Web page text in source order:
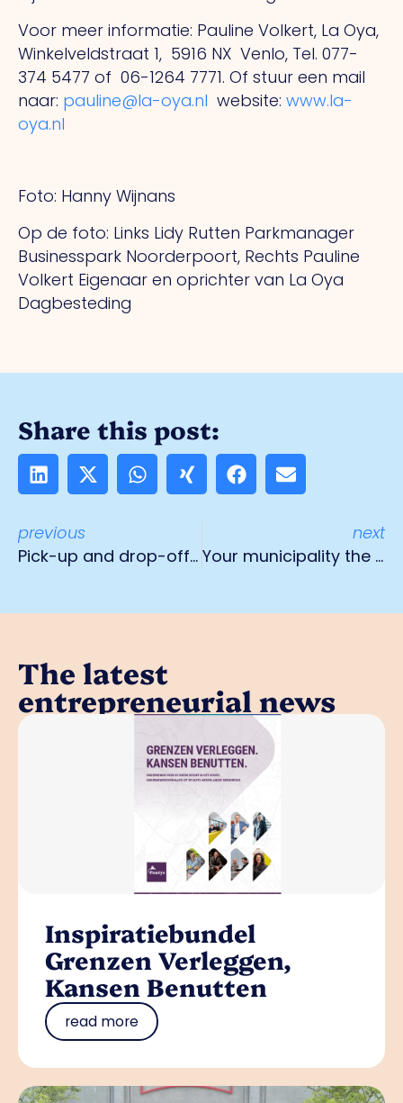
Voor meer informatie: Pauline Volkert, La Oya,
Winkelveldstraat 1, 5916 NX Venlo, Tel. 077-
374 5477 of 06-1264 7771. Of stuur een mail
naar: pauline@la-oya.nl website: www.la-
oya.nl
Foto: Hanny Wijnans
Op de foto: Links Lidy Rutten Parkmanager
Businesspark Noorderpoort, Rechts Pauline
Volkert Eigenaar en oprichter van La Oya
Dagbesteding
Share this post:
previous
Pick-up and drop-off service successful initiative by Entrepreneurial Venlo
next
Your municipality the SME-friendliest?
The latest
entrepreneurial news
Inspiratiebundel
Grenzen Verleggen,
Kansen Benutten
read more